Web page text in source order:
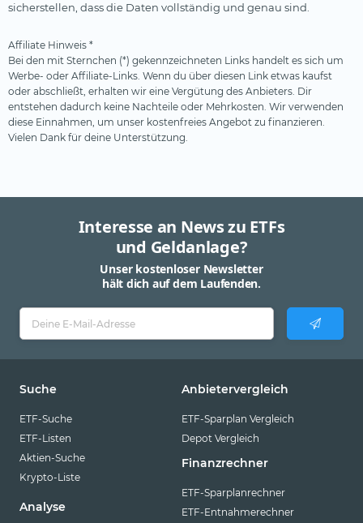
sicherstellen, dass die Daten vollständig und genau sind.
Affiliate Hinweis *
Bei den mit Sternchen (*) gekennzeichneten Links handelt es sich um
Werbe- oder Affiliate-Links. Wenn du über diesen Link etwas kaufst
oder abschließt, erhalten wir eine Vergütung des Anbieters. Dir
entstehen dadurch keine Nachteile oder Mehrkosten. Wir verwenden
diese Einnahmen, um unser kostenfreies Angebot zu finanzieren.
Vielen Dank für deine Unterstützung.
Interesse an News zu ETFs
und Geldanlage?
Unser kostenloser Newsletter
hält dich auf dem Laufenden.
Suche
ETF-Suche
ETF-Listen
Aktien-Suche
Krypto-Liste
Analyse
Anbietervergleich
ETF-Sparplan Vergleich
Depot Vergleich
Finanzrechner
ETF-Sparplanrechner
ETF-Entnahmerechner